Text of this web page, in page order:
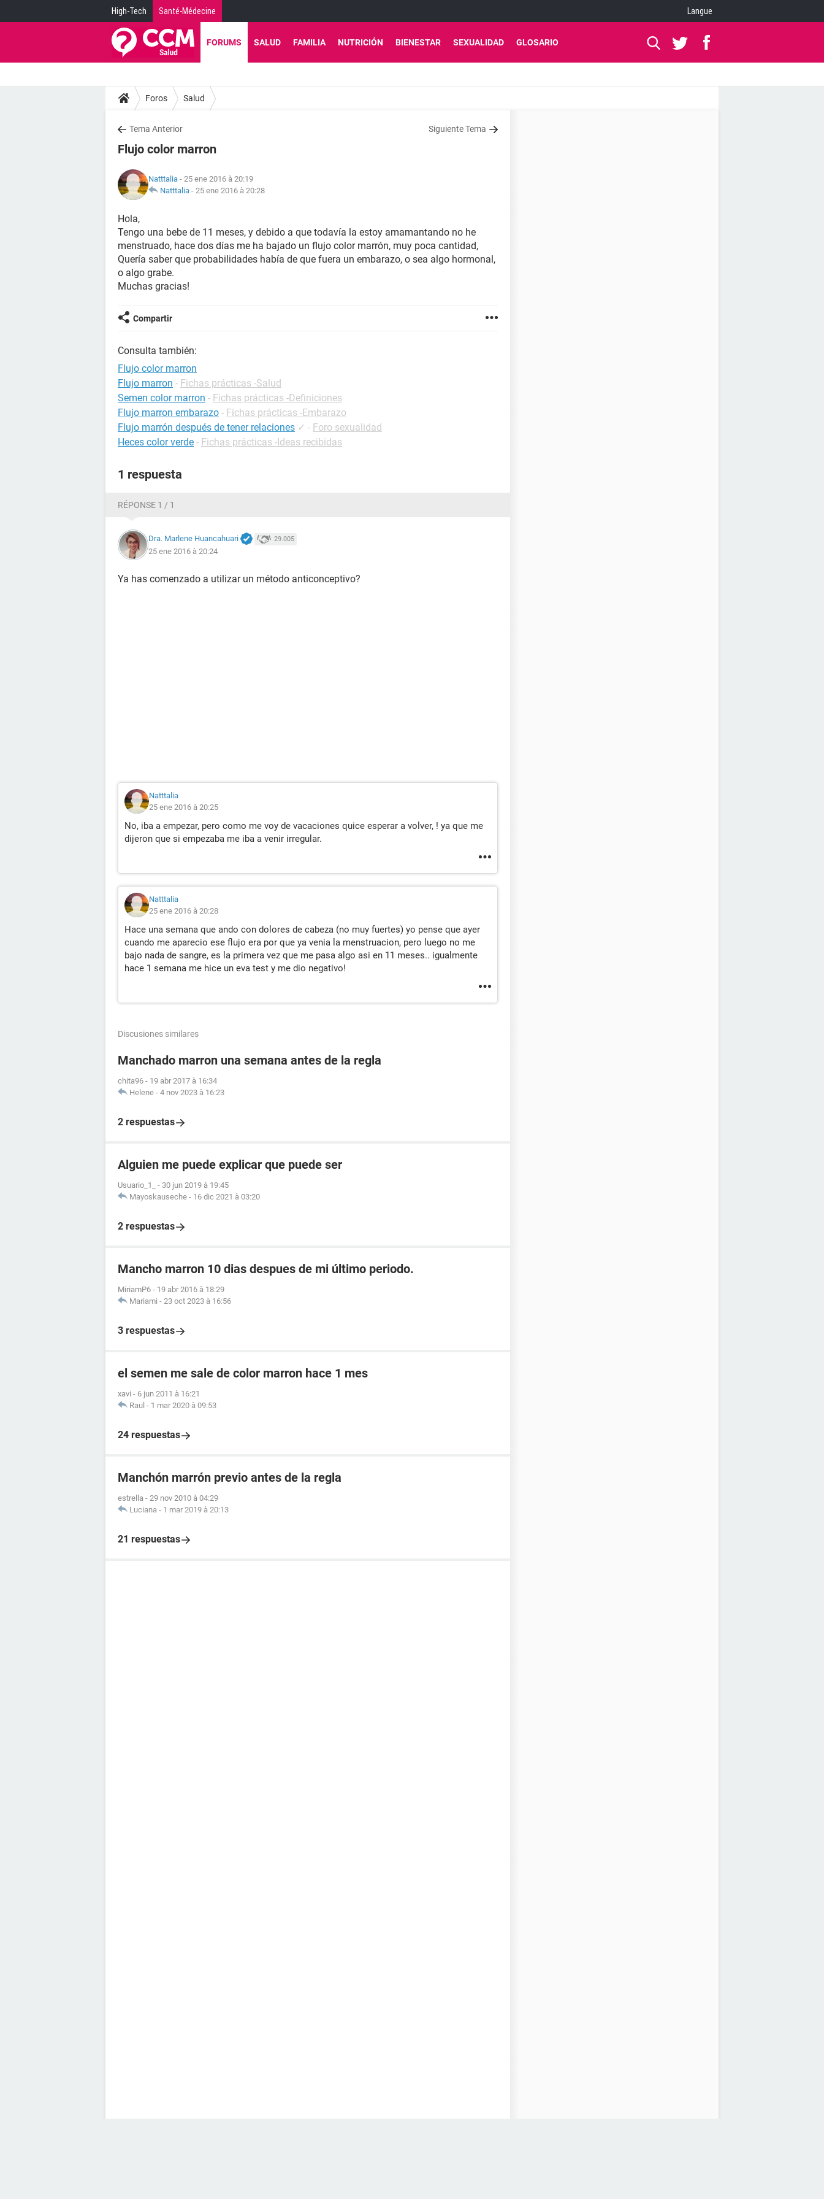
High-Tech Santé-Médecine Langue
FORUMS SALUD FAMILIA NUTRICIÓN BIENESTAR SEXUALIDAD GLOSARIO
Foros Salud
Tema Anterior Siguiente Tema
Flujo color marron
Natttalia - 25 ene 2016 à 20:19
Natttalia - 25 ene 2016 à 20:28
Hola,
Tengo una bebe de 11 meses, y debido a que todavía la estoy amamantando no he
menstruado, hace dos días me ha bajado un flujo color marrón, muy poca cantidad,
Quería saber que probabilidades había de que fuera un embarazo, o sea algo hormonal,
o algo grabe.
Muchas gracias!
Compartir
Consulta también:
Flujo color marron
Flujo marron - Fichas prácticas -Salud
Semen color marron - Fichas prácticas -Definiciones
Flujo marron embarazo - Fichas prácticas -Embarazo
Flujo marrón después de tener relaciones ✓ - Foro sexualidad
Heces color verde - Fichas prácticas -Ideas recibidas
1 respuesta
RÉPONSE 1 / 1
Dra. Marlene Huancahuari 29.005
25 ene 2016 à 20:24
Ya has comenzado a utilizar un método anticonceptivo?
Natttalia
25 ene 2016 à 20:25
No, iba a empezar, pero como me voy de vacaciones quice esperar a volver, ! ya que me
dijeron que si empezaba me iba a venir irregular.
Natttalia
25 ene 2016 à 20:28
Hace una semana que ando con dolores de cabeza (no muy fuertes) yo pense que ayer
cuando me aparecio ese flujo era por que ya venia la menstruacion, pero luego no me
bajo nada de sangre, es la primera vez que me pasa algo asi en 11 meses.. igualmente
hace 1 semana me hice un eva test y me dio negativo!
Discusiones similares
Manchado marron una semana antes de la regla
chita96 - 19 abr 2017 à 16:34
Helene - 4 nov 2023 à 16:23
2 respuestas
Alguien me puede explicar que puede ser
Usuario_1_ - 30 jun 2019 à 19:45
Mayoskauseche - 16 dic 2021 à 03:20
2 respuestas
Mancho marron 10 dias despues de mi último periodo.
MiriamP6 - 19 abr 2016 à 18:29
Mariami - 23 oct 2023 à 16:56
3 respuestas
el semen me sale de color marron hace 1 mes
xavi - 6 jun 2011 à 16:21
Raul - 1 mar 2020 à 09:53
24 respuestas
Manchón marrón previo antes de la regla
estrella - 29 nov 2010 à 04:29
Luciana - 1 mar 2019 à 20:13
21 respuestas